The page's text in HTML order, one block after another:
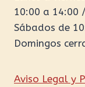
10:00 a 14:00
Sábados de
Domingos
Aviso Legal y